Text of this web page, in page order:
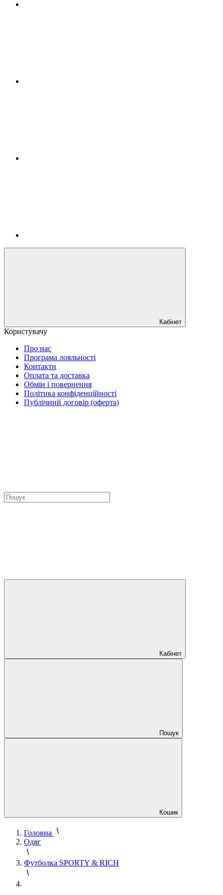
Кабінет
Користувачу
Про нас
Програма лояльності
Контакти
Оплата та доставка
Обмін і повернення
Політика конфіденційності
Публічний договір (оферта)
Кабінет
Пошук
Кошик
Головна
Одяг
Футболка SPORTY & RICH